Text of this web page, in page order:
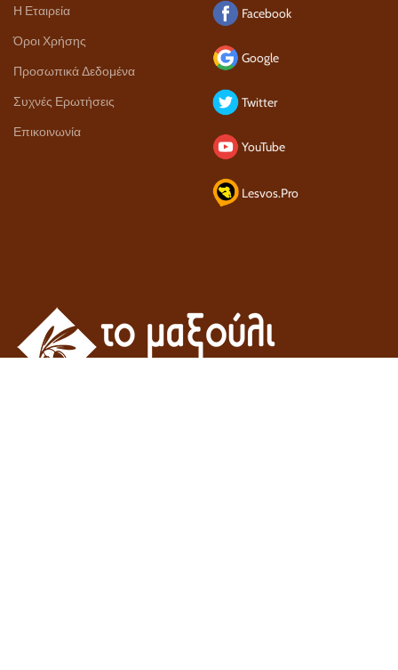
Η Εταιρεία
Όροι Χρήσης
Προσωπικά Δεδομένα
Συχνές Ερωτήσεις
Επικοινωνία
Facebook
Google
Twitter
YouTube
Lesvos.Pro